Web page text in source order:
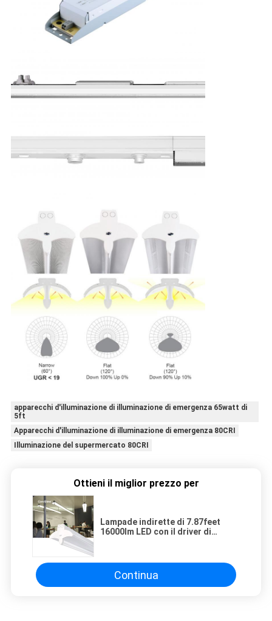
apparecchi d'illuminazione di illuminazione di emergenza 65watt di
5ft
Apparecchi d'illuminazione di illuminazione di emergenza 80CRI
Illuminazione del supermercato 80CRI
Ottieni il miglior prezzo per
Lampade indirette di 7.87feet
16000lm LED con il driver di
Continua